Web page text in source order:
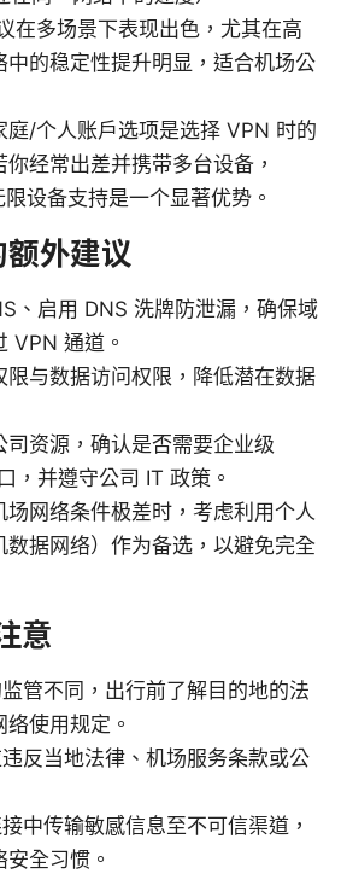
在多场景下表现出色，尤其在高
中的稳定性提升明显，适合机场公
庭/个人账户选项是选择 VPN 时的
经常出差并携带多台设备，
设备支持是一个显著优势。
外建议
、启用 DNS 洗牌防泄漏，确保域
VPN 通道。
限与数据访问权限，降低潜在数据
司资源，确认是否需要企业级
，并遵守公司 IT 政策。
场网络条件极差时，考虑利用个人
数据网络）作为备选，以避免完全
意
管不同，出行前了解目的地的法
使用规定。
反当地法律、机场服务条款或公
中传输敏感信息至不可信渠道，
全习惯。